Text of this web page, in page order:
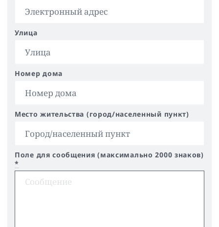
Улица
Номер дома
Место жительства (город/населенный пункт)
Поле для сообщения (максимально 2000 знаков)
*